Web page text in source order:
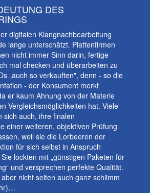
DES
digitalen Klangnachbearbeitung
lange unterschätzt. Plattenfirmen
nicht immer Sinn darin, fertige
mal checken und überarbeiten zu
„auch so verkauften", denn - so die
- der Konsument merkt
er kaum Ahnung von der Materie
Vergleichsmöglichkeiten hat. Viele
sich auch, ihre finalen
einer weiteren, objektiven Prüfung
weil sie die Lorbeeren der
für sich selbst in Anspruch
lockten mit „günstigen Paketen für
und versprechen perfekte Qualität.
nicht selten auch ganz schlimm